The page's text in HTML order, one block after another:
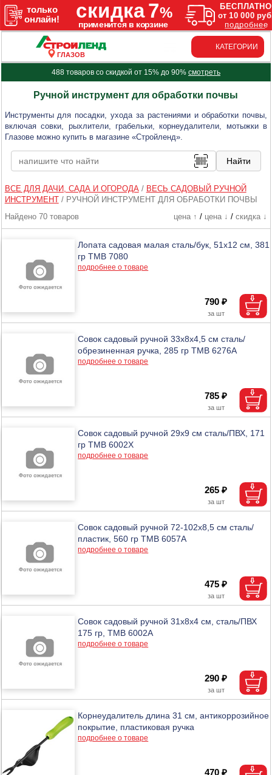
ГЛАЗОВ
КАТЕГОРИИ
488 товаров со скидкой от 15% до 90% смотреть
Ручной инструмент для обработки почвы
Инструменты для посадки, ухода за растениями и обработки почвы,
включая совки, рыхлители, грабельки, корнеудалители, мотыжки в
Глазове можно купить в магазине «Стройленд».
ВСЕ ДЛЯ ДАЧИ, САДА И ОГОРОДА/ ВЕСЬ САДОВЫЙ РУЧНОЙ
ИНСТРУМЕНТ/ РУЧНОЙ ИНСТРУМЕНТ ДЛЯ ОБРАБОТКИ ПОЧВЫ
Найдено 70 товаров
цена ↑ / цена ↓ / скидка ↓
Лопата садовая малая сталь/бук, 51х12 см, 381
гр ТМВ 7080
подробнее о товаре
790 ₽
Совок садовый ручной 33х8х4,5 см сталь/
обрезиненная ручка, 285 гр ТМВ 6276A
подробнее о товаре
785 ₽
Совок садовый ручной 29х9 см сталь/ПВХ, 171
гр ТМВ 6002X
подробнее о товаре
265 ₽
Совок садовый ручной 72-102х8,5 см сталь/
пластик, 560 гр ТМВ 6057A
подробнее о товаре
475 ₽
Совок садовый ручной 31х8х4 см, сталь/ПВХ
175 гр, ТМВ 6002A
подробнее о товаре
290 ₽
Корнеудалитель длина 31 см, антикоррозийное
покрытие, пластиковая ручка
подробнее о товаре
470 ₽